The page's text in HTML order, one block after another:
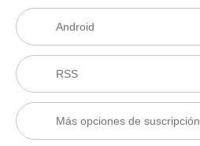
Android
RSS
Más opciones de suscripción